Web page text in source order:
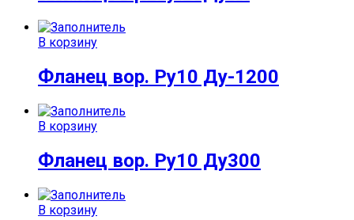
В корзину
Фланец вор. Ру10 Ду-1200
В корзину
Фланец вор. Ру10 Ду300
В корзину